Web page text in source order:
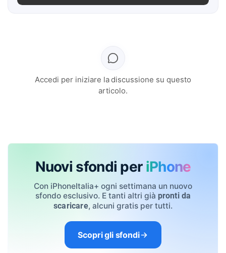
Accedi per iniziare la discussione su questo
articolo.
Nuovi sfondi per iPhone
Con iPhoneItalia+ ogni settimana un nuovo
sfondo esclusivo. E tanti altri già pronti da
scaricare, alcuni gratis per tutti.
Scopri gli sfondi